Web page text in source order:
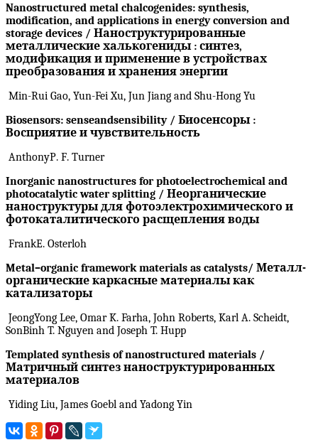
Nanostructured metal chalcogenides: synthesis,
modification, and applications in energy conversion and
storage devices / Наноструктурированные
металлические халькогениды: синтез,
модификация и применение в устройствах
преобразования и хранения энергии
Min-Rui Gao, Yun-Fei Xu, Jun Jiang and Shu-Hong Yu
Biosensors: senseandsensibility/ Биосенсоры :
Восприятие и чувствительность
AnthonyP. F. Turner
Inorganic nanostructures forphotoelectrochemical and
photocatalyticwatersplitting / Неорганические
наноструктуры для фотоэлектрохимического и
фотокаталитического расщепления воды
FrankE. Osterloh
Metal–organic frameworkmaterials as catalysts/ Металл-
органические каркасные материалы как
катализаторы
JeongYong Lee, Omar K. Farha, John Roberts, Karl A. Scheidt,
SonBinh T. Nguyen and Joseph T. Hupp
Templated synthesis of nanostructured materials /
Матричный синтез наноструктурированных
материалов
Yiding Liu, James Goebl and Yadong Yin